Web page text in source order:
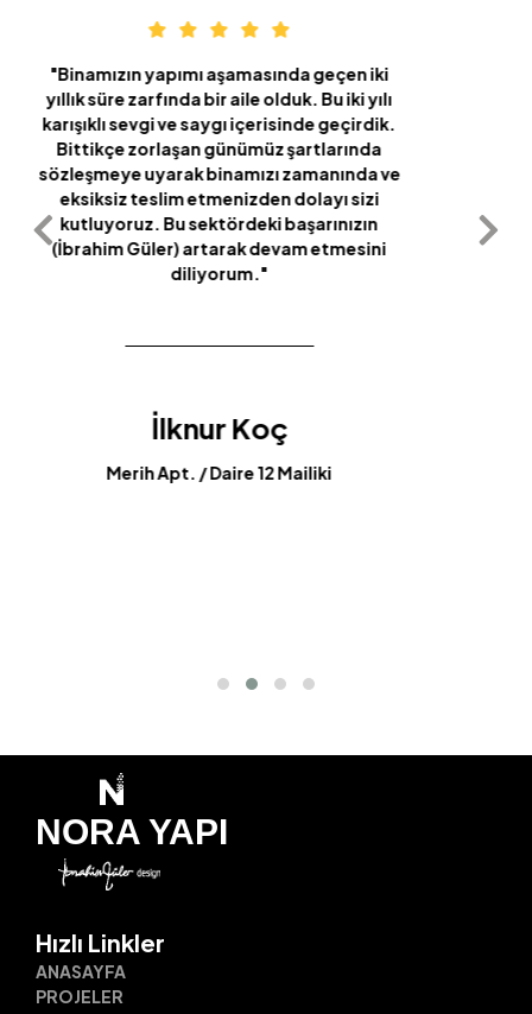
"Nora inşaat şirketinin en büyük özelliği
başladığı işi en ağır koşullarda bile bitirmek
olduğuna ikinci defa yaşıyarak tanık oldum
ve kesinlikle bu konuda hiçbir endişe
duymadım. Kendilerine iş icabı
çekişmelerimizin karşılıklı olarak hoş
görülmesi dileklerimle başarırlar dilerim.
Ayrıca sorun çözme tartışmalarında denge
unsuru olan Veliaht İbrahim Güler'e ayrıca
Öz İlbay Akbostancı
NORA YAPI
Hızlı Linkler
ANASAYFA
PROJELER